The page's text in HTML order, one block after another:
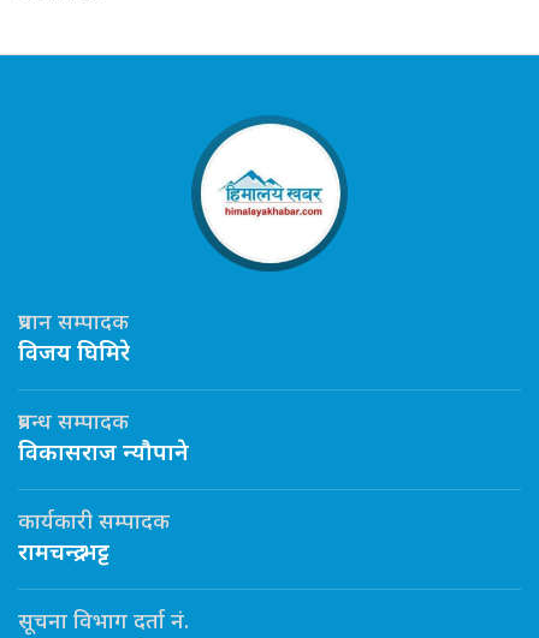
प्रधान सम्पादक
विजय घिमिरे
प्रबन्ध सम्पादक
विकासराज न्यौपाने
कार्यकारी सम्पादक
रामचन्द्र भट्ट
सूचना विभाग दर्ता नं.